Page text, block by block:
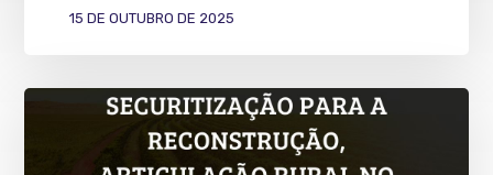
15 DE OUTUBRO DE 2025